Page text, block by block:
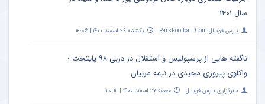
سال ۱۴۰۱
پارس فوتبال ParsFootball.Com یکشنبه ۲۹ اسفند ۱۴۰۰ | ۱۲:۰۶
ناگفته هایی از پرسپولیس و استقلال در دربی ۹۸ پایتخت ؛
واکاوی پیروزی مجیدی در نیمه مربیان
خبرگزاری پارس فوتبال جمعه ۲۷ اسفند ۱۴۰۰ | ۲۰:۱۲